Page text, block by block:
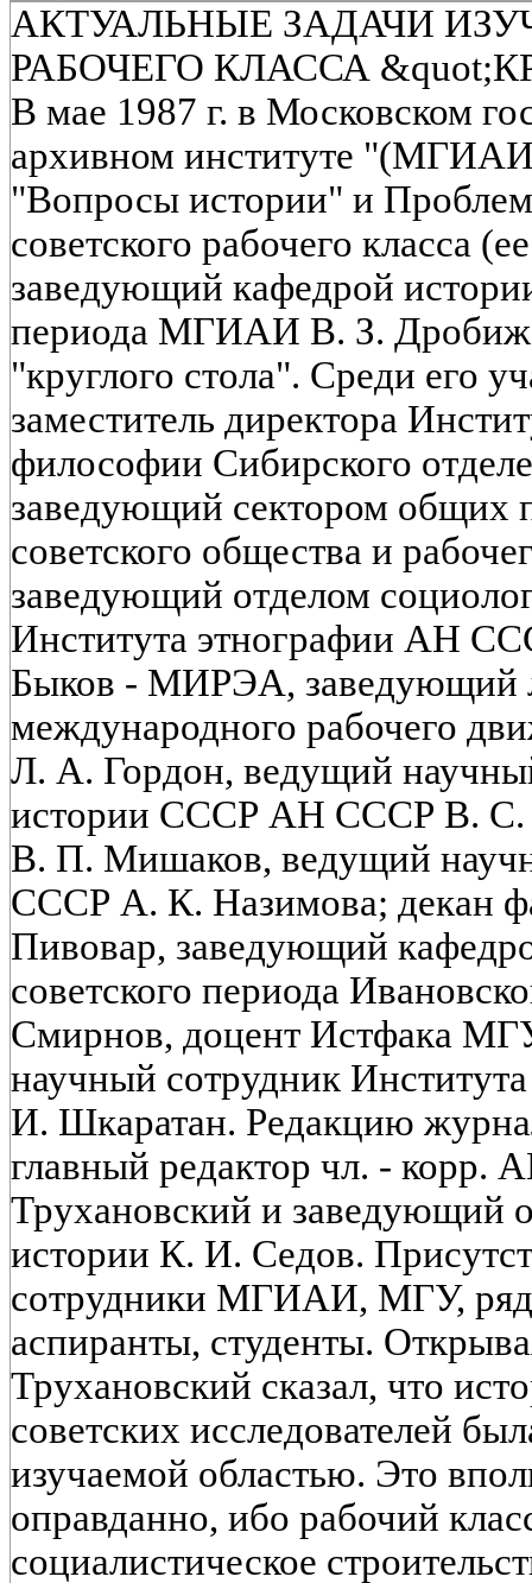
АКТУАЛЬНЫЕ ЗАДАЧИ
РАБОЧЕГО КЛАССА
В мае 1987 г. в Московском
архивном институте
"Вопросы истории" и
советского рабочего класса
заведующий кафедрой
периода МГИАИ В. З.
"круглого стола". Среди его
заместитель директора
философии Сибирского
заведующий сектором общих
советского общества и
заведующий отделом
Института этнографии АН
Быков - МИРЭА, заведующий
международного рабочего
Л. А. Гордон, ведущий
истории СССР АН СССР В.
В. П. Мишаков, ведущий
СССР А. К. Назимова; декан
Пивовар, заведующий
советского периода
Смирнов, доцент Истфака
научный сотрудник
И. Шкаратан. Редакцию
главный редактор чл. - корр.
Трухановский и заведующий
истории К. И. Седов.
сотрудники МГИАИ, МГУ,
аспиранты, студенты.
Трухановский сказал, что
советских исследователей
изучаемой областью. Это
оправданно, ибо рабочий
социалистическое